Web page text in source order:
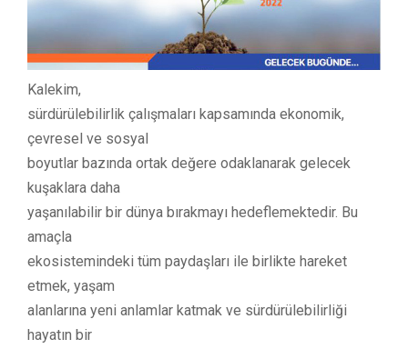
Kalekim,
sürdürülebilirlik çalışmaları kapsamında ekonomik,
çevresel ve sosyal
boyutlar bazında ortak değere odaklanarak gelecek
kuşaklara daha
yaşanılabilir bir dünya bırakmayı hedeflemektedir. Bu
amaçla
ekosistemindeki tüm paydaşları ile birlikte hareket
etmek, yaşam
alanlarına yeni anlamlar katmak ve sürdürülebilirliği
hayatın bir